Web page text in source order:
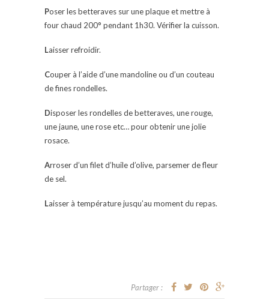
Poser les betteraves sur une plaque et mettre à
four chaud 200° pendant 1h30. Vérifier la cuisson.
Laisser refroidir.
Couper à l’aide d’une mandoline ou d’un couteau
de fines rondelles.
Disposer les rondelles de betteraves, une rouge,
une jaune, une rose etc… pour obtenir une jolie
rosace.
Arroser d’un filet d’huile d’olive, parsemer de fleur
de sel.
Laisser à température jusqu’au moment du repas.
Partager :